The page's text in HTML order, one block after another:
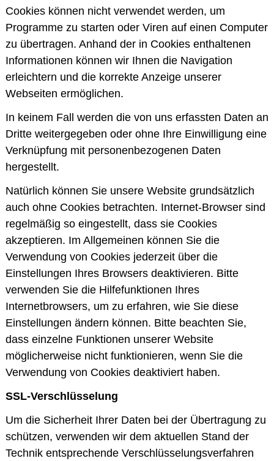
Cookies können nicht verwendet werden, um
Programme zu starten oder Viren auf einen Computer
zu übertragen. Anhand der in Cookies enthaltenen
Informationen können wir Ihnen die Navigation
erleichtern und die korrekte Anzeige unserer
Webseiten ermöglichen.
In keinem Fall werden die von uns erfassten Daten an
Dritte weitergegeben oder ohne Ihre Einwilligung eine
Verknüpfung mit personenbezogenen Daten
hergestellt.
Natürlich können Sie unsere Website grundsätzlich
auch ohne Cookies betrachten. Internet-Browser sind
regelmäßig so eingestellt, dass sie Cookies
akzeptieren. Im Allgemeinen können Sie die
Verwendung von Cookies jederzeit über die
Einstellungen Ihres Browsers deaktivieren. Bitte
verwenden Sie die Hilfefunktionen Ihres
Internetbrowsers, um zu erfahren, wie Sie diese
Einstellungen ändern können. Bitte beachten Sie,
dass einzelne Funktionen unserer Website
möglicherweise nicht funktionieren, wenn Sie die
Verwendung von Cookies deaktiviert haben.
SSL-Verschlüsselung
Um die Sicherheit Ihrer Daten bei der Übertragung zu
schützen, verwenden wir dem aktuellen Stand der
Technik entsprechende Verschlüsselungsverfahren